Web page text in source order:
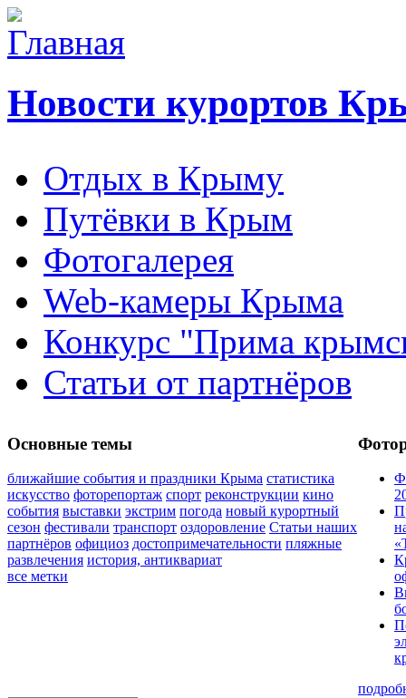
Новости курортов
Отдых в Крыму
Путёвки в Крым
Фотогалерея
Web-камеры Крыма
Конкурс "Прима
Статьи от партнёров
Основные темы
ближайшие события и праздники Крыма статистика
искусство фоторепортаж спорт реконструкции кино
события выставки экстрим погода новый курортный
сезон фестивали транспорт оздоровление Статьи наших
партнёров официоз достопримечательности пляжные
развлечения история, антиквариат
все метки